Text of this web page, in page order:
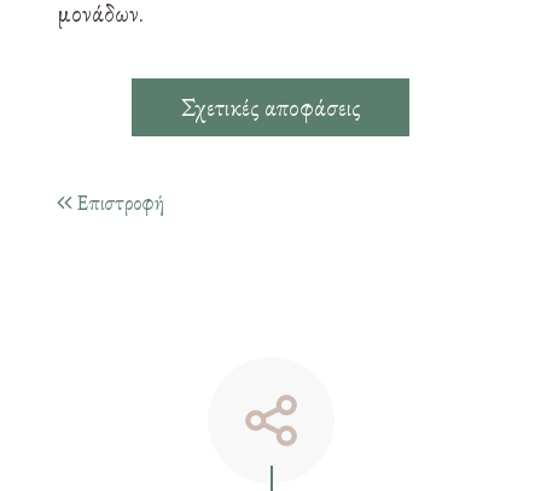
μονάδων.
Σχετικές αποφάσεις
Επιστροφή